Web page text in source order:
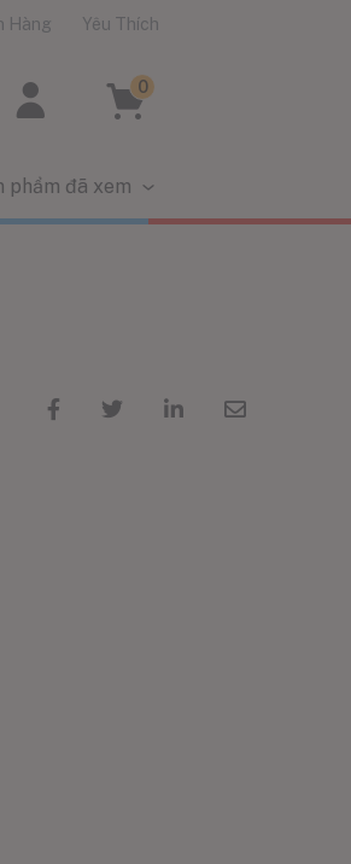
Hàng Yêu Thích
0
phẩm đã xem